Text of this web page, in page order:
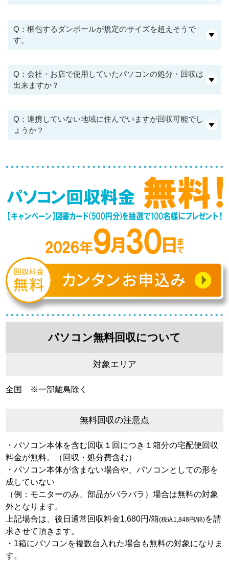
Q：梱包するダンボールが規定のサイズを超えそうで
す。
Q：会社・お店で使用していたパソコンの処分・回収は
出来ますか？
Q：連携していない地域に住んでいますが回収可能でし
ょうか？
パソコン無料回収について
対象エリア
全国 ※一部離島除く
無料回収の注意点
・パソコン本体を含む回収１回につき１箱分の宅配便回収
料金が無料。（回収・処分費含む）
・パソコン本体が含まない場合や、パソコンとしての形を
成していない
（例：モニターのみ、部品がバラバラ）場合は無料の対象
外となります。
上記場合は、後日通常回収料金1,680円/箱(税込1,848円/箱)を請
求させて頂きます。
・1箱にパソコンを複数台入れた場合も無料の対象になりま
す。